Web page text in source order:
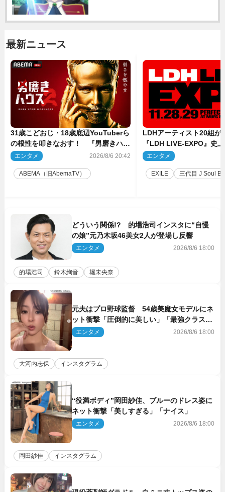
最新ニュース
31歳こどおじ・18歳底辺YouTuberら
の根性を叩きなおす！ 『男磨きハウ
ス』第2弾コーチ陣発表
エンタメ 2026/8/6 20:42
ABEMA（旧AbemaTV）
LDHアーティスト20組
『LDH LIVE‐EXPO』史
技場で開催決定
エンタメ
EXILE 三代目 J Soul
どういう関係!? 的場浩司インスタに“自慢
の娘”元乃木坂46美女2人が登場し反響
エンタメ 2026/8/6 18:00
的場浩司 鈴木絢音 堀未央奈
元夫はプロ野球監督 54歳美魔女モデルにネ
ット衝撃「圧倒的に美しい」「最強クラス」
「うっとり」
エンタメ 2026/8/6 18:00
大河内志保 インスタグラム
“役満ボディ”岡田紗佳、ブルーのドレス姿に
ネット衝撃「美しすぎる」「ナイス」
エンタメ 2026/8/6 18:00
岡田紗佳 インスタグラム